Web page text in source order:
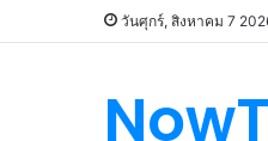
วันศุกร์, สิงหาคม 7